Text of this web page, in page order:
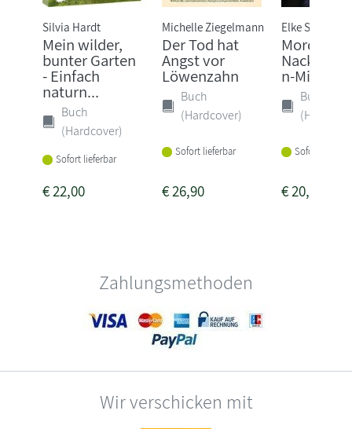
Silvia Hardt
Mein wilder,
bunter Garten
- Einfach
naturn...
Buch
(Hardcover)
Sofort lieferbar
€22,00
Michelle Ziegelmann
Der Tod hat
Angst vor
Löwenzahn
Buch
(Hardcover)
Sofort lieferbar
€26,90
Elke
Mord im
n-Milieu
Buch
Sofort
€20,00
Zahlungsmethoden
Wir verschicken mit